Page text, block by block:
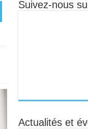
Suivez-nous
Actualités et